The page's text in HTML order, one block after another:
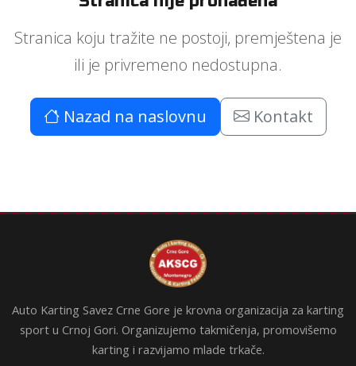
Stranica koju tražite ne postoji, premještena je
ili je privremeno nedostupna.
Nazad na naslovnu Kontakt
Auto Karting Savez Crne Gore je krovna organizacija za karting
sport u Crnoj Gori. Organizujemo takmičenja, promovišemo
karting i razvijamo mlade trkače.